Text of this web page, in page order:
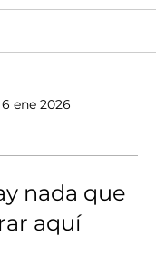
ene 2026
nada que
aquí